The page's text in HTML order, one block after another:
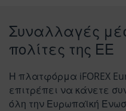
Συναλλαγές
πολίτες της ΕΕ
Η πλατφόρμα iFOREX
επιτρέπει να κάνετε
όλη την Ευρωπαϊκή